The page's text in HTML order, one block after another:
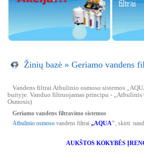
Žinių bazė » Geriamo vandens
Vandens filtrai Atbulinio osmoso sistemos
buityje. Vanduo filtruojamas principu - „Atbulinis
Osmosis)
Geriamo vandens filtravimo sistemos
Atbulinio osmoso vandens filtrai „AQUA", skirti
AUKŠTOS KOKYBĖS